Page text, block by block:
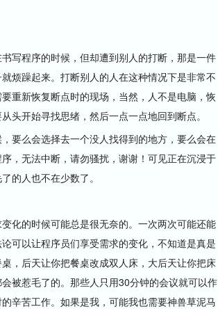
程序的时候，但却遭到别人的打断，那是一件
烦躁起来。打断别人的人在这种情况下是非常不
重新恢复断点时的现场，当然，人不是电脑，恢
头开始寻找思绪，然后一点一点地回到断点。
么会选择去一个没人找得到的地方，要么会在
，无法中断，请勿骚扰，谢谢！可见正在沉浸于
的人也不在少数了。
的时候可能总是很无奈的。一次两次可能还能
可以让程序员们享受需求的变化，不知道是真是
，后天让你把餐桌改成双人床，大后天让你把床
被惹毛了的。那些人只用30分钟的会议就可以作
辛苦工作。如果是我，可能我也需要神兽草泥马